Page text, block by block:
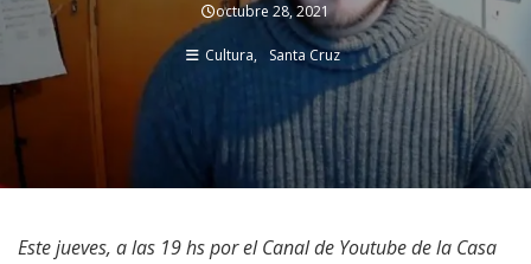
octubre 28, 2021
Cultura Santa Cruz
Este jueves, a las 19 hs por el Canal de Youtube de la Casa